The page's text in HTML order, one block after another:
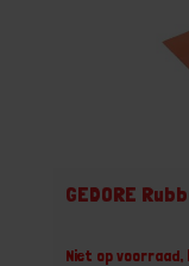
GEDORE
Niet op voorraad,